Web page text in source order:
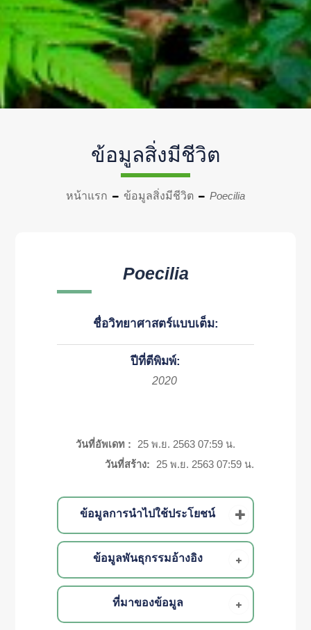
ข้อมูลสิ่งมีชีวิต
หน้าแรก ข้อมูลสิ่งมีชีวิต Poecilia
Poecilia
ชื่อวิทยาศาสตร์แบบเต็ม:
ปีที่ตีพิมพ์:
2020
วันที่อัพเดท :
25 พ.ย. 2563 07:59 น.
วันที่สร้าง:
25 พ.ย. 2563 07:59 น.
ข้อมูลการนำไปใช้ประโยชน์
ข้อมูลพันธุกรรมอ้างอิง
ที่มาของข้อมูล